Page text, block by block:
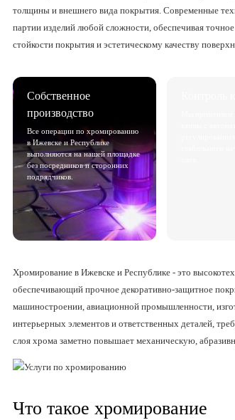
толщины и внешнего вида покрытия. Современные
партии изделий любой сложности, обеспечивая
стойкости покрытия и эстетическому качеству
Собственное
производство
Все операции по хромированию
в Ижевске и Республике
выполняются на нашей площадке
без посредников и сторонних
подрядчиков.
Хромирование в Ижевске и Республике - это
обеспечивающий прочное декоративно-защитное
машиностроении, авиационной промышленности,
интерьерных элементов и ответственных деталей,
слоя хрома заметно повышает механическую,
Что такое хромирование